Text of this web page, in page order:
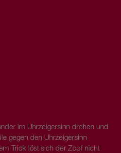
im Uhrzeigersinn drehen und
gegen den Uhrzeigersinn
Trick löst sich der Zopf nicht